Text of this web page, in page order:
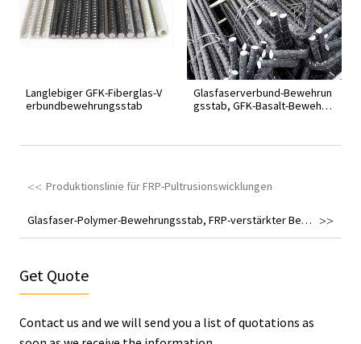
Langlebiger GFK-Fiberglas-V
erbundbewehrungsstab
Glasfaserverbund-Bewehrun
gsstab, GFK-Basalt-Bewehru
Produktionslinie für FRP-Pultrusionswicklungen
Glasfaser-Polymer-Bewehrungsstab, FRP-verstärkter Bewehrungsstab
Get Quote
Contact us and we will send you a list of quotations as